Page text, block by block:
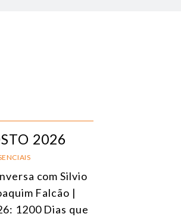
2026
com Silvio
Falcão |
1200 Dias que